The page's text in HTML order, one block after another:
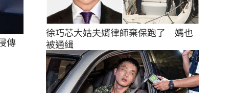
傳
徐巧芯大姑夫婿律師棄保跑了　媽也
被通緝